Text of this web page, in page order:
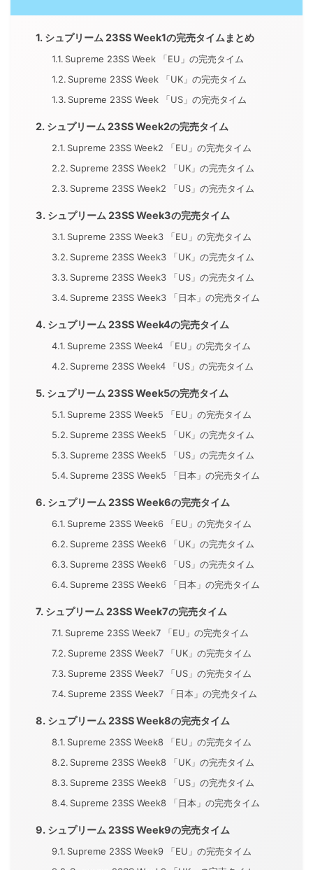
シュプリーム 23SS Week1の完売タイムまとめ
Supreme 23SS Week 「EU」の完売タイム
Supreme 23SS Week 「UK」の完売タイム
Supreme 23SS Week 「US」の完売タイム
シュプリーム 23SS Week2の完売タイム
Supreme 23SS Week2 「EU」の完売タイム
Supreme 23SS Week2 「UK」の完売タイム
Supreme 23SS Week2 「US」の完売タイム
シュプリーム 23SS Week3の完売タイム
Supreme 23SS Week3 「EU」の完売タイム
Supreme 23SS Week3 「UK」の完売タイム
Supreme 23SS Week3 「US」の完売タイム
Supreme 23SS Week3 「日本」の完売タイム
シュプリーム 23SS Week4の完売タイム
Supreme 23SS Week4 「EU」の完売タイム
Supreme 23SS Week4 「US」の完売タイム
シュプリーム 23SS Week5の完売タイム
Supreme 23SS Week5 「EU」の完売タイム
Supreme 23SS Week5 「UK」の完売タイム
Supreme 23SS Week5 「US」の完売タイム
Supreme 23SS Week5 「日本」の完売タイム
シュプリーム 23SS Week6の完売タイム
Supreme 23SS Week6 「EU」の完売タイム
Supreme 23SS Week6 「UK」の完売タイム
Supreme 23SS Week6 「US」の完売タイム
Supreme 23SS Week6 「日本」の完売タイム
シュプリーム 23SS Week7の完売タイム
Supreme 23SS Week7 「EU」の完売タイム
Supreme 23SS Week7 「UK」の完売タイム
Supreme 23SS Week7 「US」の完売タイム
Supreme 23SS Week7 「日本」の完売タイム
シュプリーム 23SS Week8の完売タイム
Supreme 23SS Week8 「EU」の完売タイム
Supreme 23SS Week8 「UK」の完売タイム
Supreme 23SS Week8 「US」の完売タイム
Supreme 23SS Week8 「日本」の完売タイム
シュプリーム 23SS Week9の完売タイム
Supreme 23SS Week9 「EU」の完売タイム